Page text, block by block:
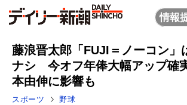
情報
藤浪晋太郎「FUJI＝ノーコン」
ナシ 今オフ年俸大幅アップ確
本由伸に影響も
スポーツ 野球